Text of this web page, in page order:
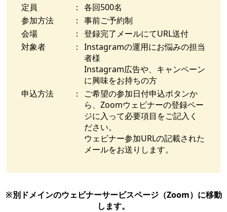
定員
： 各回500名
参加方法
： 事前ご予約制
会場
： 登録完了メールにてURL送付
対象者
： Instagramの運用にお悩みの担当
者様
Instagram広告や、キャンペーン
に興味をお持ちの方
申込方法
：
ご希望の参加日付申込ボタンか
ら、Zoomウェビナーの登録ペー
ジに入って必要項目をご記入く
ださい。
ウェビナー参加URLの記載された
メールをお送りします。
※別ドメインのウェビナーサービスページ（Zoom）に移動
します。